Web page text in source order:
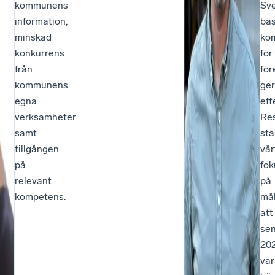
kommunens
information,
minskad
konkurrens
från
kommunens
egna
verksamheter
samt
tillgången
på
relevant
kompetens.
för
ger
på
att